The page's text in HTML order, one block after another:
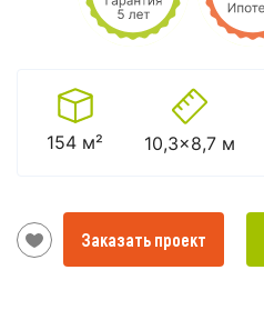
154 м² 10,3x8,7 м
Заказать проект